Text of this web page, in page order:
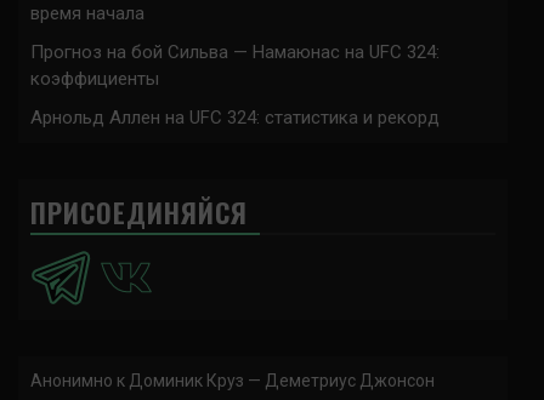
время начала
Прогноз на бой Сильва — Намаюнас на UFC 324:
коэффициенты
Арнольд Аллен на UFC 324: статистика и рекорд
ПРИСОЕДИНЯЙСЯ
Анонимно к Доминик Круз — Деметриус Джонсон